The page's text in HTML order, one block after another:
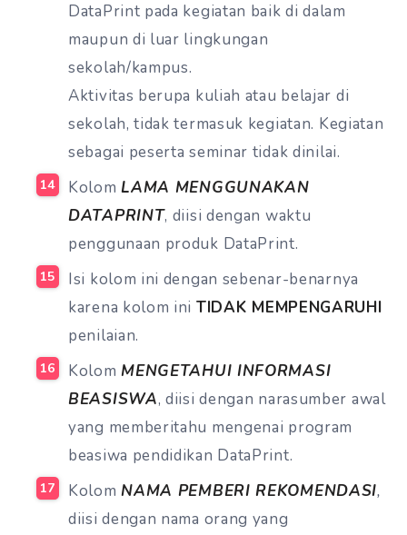
DataPrint pada kegiatan baik di dalam
maupun di luar lingkungan
sekolah/kampus.
Aktivitas berupa kuliah atau belajar di
sekolah, tidak termasuk kegiatan. Kegiatan
sebagai peserta seminar tidak dinilai.
KolomLAMA MENGGUNAKAN
DATAPRINT, diisi dengan waktu
penggunaan produk DataPrint.
Isi kolom ini dengan sebenar-benarnya
karena kolom ini TIDAK MEMPENGARUHI
penilaian.
Kolom MENGETAHUI INFORMASI
BEASISWA, diisi dengan narasumber awal
yang memberitahu mengenai program
beasiwa pendidikan DataPrint.
KolomNAMA PEMBERI REKOMENDASI,
diisi dengan nama orang yang